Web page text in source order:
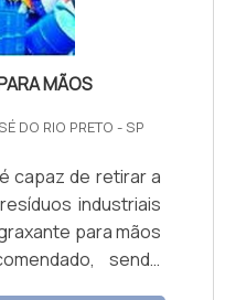
MÃOS
DO RIO PRETO - SP
capaz de retirar a
industriais
para mãos
sendo